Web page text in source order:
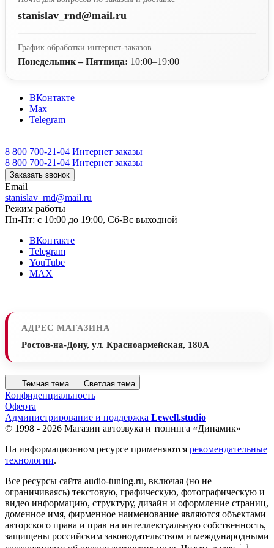
stanislav_rnd@mail.ru
График обработки интернет-заказов
Понедельник – Пятница: 10:00–19:00
ВКонтакте
Max
Telegram
8 800 700-21-04 Интернет заказы
8 800 700-21-04 Интернет заказы
Заказать звонок
Email
stanislav_rnd@mail.ru
Режим работы
Пн-Пт: с 10:00 до 19:00, Сб-Вс выходной
ВКонтакте
Telegram
YouTube
MAX
АДРЕС МАГАЗИНА
Ростов-на-Дону, ул. Красноармейская, 180А
Темная тема Светлая тема
Конфиденциальность
Оферта
Администрирование и поддержка Lewell.studio
© 1998 - 2026 Магазин автозвука и тюнинга «Динамик»
На информационном ресурсе применяются рекомендательные
технологии.
Все ресурсы сайта audio-tuning.ru, включая (но не
ограничиваясь) текстовую, графическую, фотографическую и
видео информацию, структуру, дизайн и оформление страниц,
доменное имя, фирменное наименование являются объектами
авторского права и прав на интеллектуальную собственность,
защищены российским законодательством и международными